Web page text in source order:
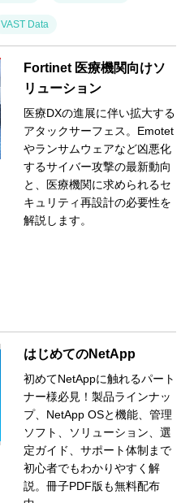
VAST Data
Fortinet 医療機関向けソ
リューション
医療DXの進展に伴い拡大する
アタックサーフェス。Emotet
やランサムウェアなど凶悪化
するサイバー攻撃の最新動向
と、医療機関に求められるセ
キュリティ再設計の必要性を
解説します。
はじめてのNetApp
初めてNetAppに触れるパート
ナー様必見！製品ラインナッ
プ、NetApp OSと機能、管理
ソフト、ソリューション、選
定ガイド、サポート体制まで
初心者でもわかりやすく解
説。冊子PDF版も無料配布